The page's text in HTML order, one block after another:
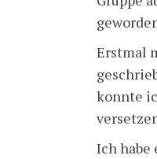
Erstmal
konnte
Ich habe